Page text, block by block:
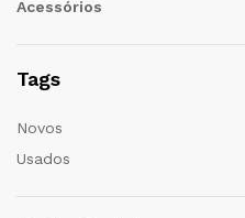
Acessórios
Tags
Novos
Usados